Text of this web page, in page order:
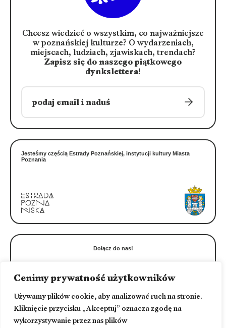
Cenimy prywatność użytkowników
Używamy plików cookie, aby analizować ruch na stronie.
Kliknięcie przycisku „Akceptuj” oznacza zgodę na
wykorzystywanie przez nas plików
Chcesz wiedzieć o wszystkim, co najważniejsze
w poznańskiej kulturze? O wydarzeniach,
miejscach, ludziach, zjawiskach, trendach?
Zapisz się do naszego piątkowego
dynkslettera!
Jesteśmy częścią Estrady Poznańskiej, instytucji kultury Miasta
Poznania
Dołącz do nas!